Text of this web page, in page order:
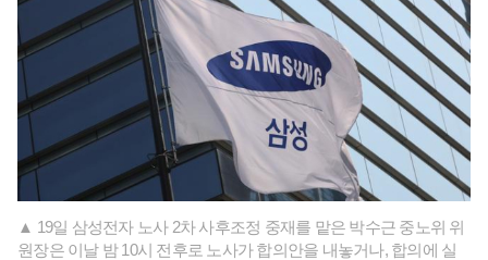
▲ 19일 삼성전자 노사 2차 사후조정 중재를 맡은 박수근 중노위 위
원장은 이날 밤 10시 전후로 노사가 합의안을 내놓거나, 합의에 실